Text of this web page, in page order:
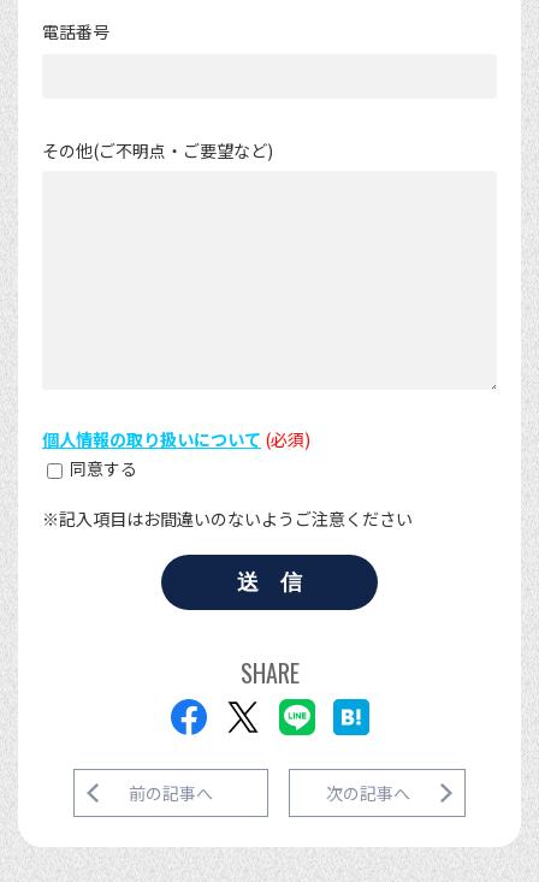
電話番号
その他(ご不明点・ご要望など)
個人情報の取り扱いについて (必須)
同意する
※記入項目はお間違いのないようご注意ください
SHARE
前の記事へ 次の記事へ